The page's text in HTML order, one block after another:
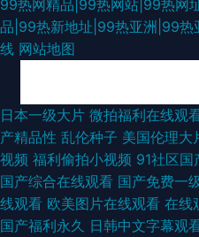
99热网精品|99热网站|99热网
品|99热新地址|99热亚洲|99
线 网站地图
久久偷拍 日本五月花影院入口 91影
爱 深夜小视频 91社网站 极限扩肛另
利姬 91爱爱视屏 色色91 超碰成人97
日本一级大片 微拍福利在线观
产精品性 乱伦种子 美国伦理大
视频 福利偷拍小视频 91社区国
国产综合在线观看 国产免费一
线观看 欧美图片在线观看 在线
国产福利永久 日韩中文字幕观